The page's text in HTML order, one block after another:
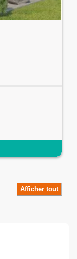
Afficher tout